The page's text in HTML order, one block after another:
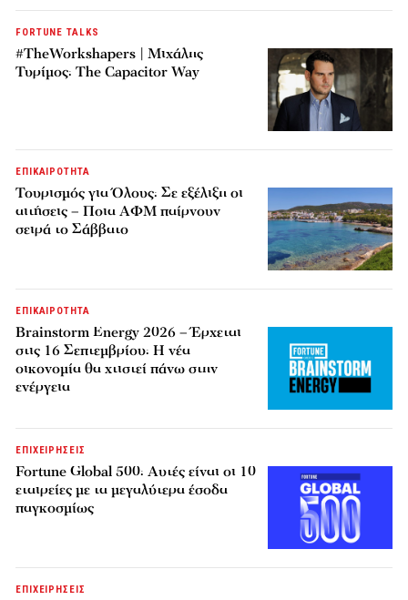
FORTUNE TALKS
#TheWorkshapers | Μιχάλης
Τυρίμος: The Capacitor Way
ΕΠΙΚΑΙΡΟΤΗΤΑ
Τουρισμός για Όλους: Σε εξέλιξη οι
αιτήσεις – Ποια ΑΦΜ παίρνουν
σειρά το Σάββατο
ΕΠΙΚΑΙΡΟΤΗΤΑ
Brainstorm Energy 2026 – Έρχεται
στις 16 Σεπτεμβρίου: Η νέα
οικονομία θα χτιστεί πάνω στην
ενέργεια
ΕΠΙΧΕΙΡΗΣΕΙΣ
Fortune Global 500: Αυτές είναι οι 10
εταιρείες με τα μεγαλύτερα έσοδα
παγκοσμίως
ΕΠΙΧΕΙΡΗΣΕΙΣ